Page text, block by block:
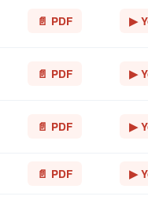
📄 PDF ▶
📄 PDF ▶
📄 PDF ▶
📄 PDF ▶